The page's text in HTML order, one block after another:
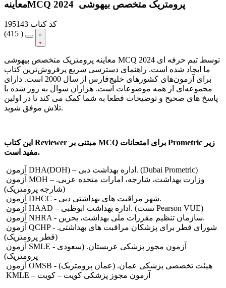
معاینهMCQ پرومتریک متخصص بیهوشی 2024
کد کتاب 195143
(415 )
معاینه پرومتریک متخصص بیهوشی MCQ 2024 توسط تیم حرفه ای
ما ایجاد شده است. راهنمای دسترسی سریع پرفروش‌ترین کتاب
برای آزمون‌های کشورهای خلیج‌فارس از سال 2000 است. دارای
مجموعه‌ای از همه موضوعات است. هزاران سوال به روز شده با
پاسخ های صحیح و توضیحات قطعا به شما کمک می کند تا در اولین
تلاش موفق شوید.
این کتاب Reviewer مبتنی بر MCQ برای امتحانات Prometric زیر
مفید است.
آزمون DHA(DOH) – اداره بهداشت دبی. (Dubai Prometric)
(شارجه پرومتریک)
آزمون DHCC - شهر مراقبت های بهداشتی دبی.
آزمون HAAD – اداره بهداشت ابوظبی. (تست Pearson VUE)
آزمون NHRA - سازمان تنظیم مقررات ملی بهداشت، بحرین.
(قطر پرومتریک)
پرومتریک)
آزمون OMSB - هیئت تخصصی پزشکی عمان. (عمان پرومتریک)
KMLE – آزمون مجوز پزشکی کویت – کویت